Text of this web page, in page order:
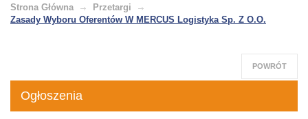
Strona Główna
Przetargi
Zasady Wyboru Oferentów W MERCUS Logistyka Sp. Z O.o.
POWRÓT
Ogłoszenia